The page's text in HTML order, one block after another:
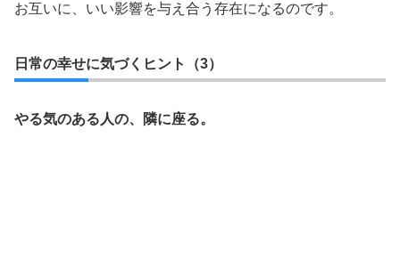
お互いに、いい影響を与え合う存在になるのです。
日常の幸せに気づくヒント（3）
やる気のある人の、隣に座る。